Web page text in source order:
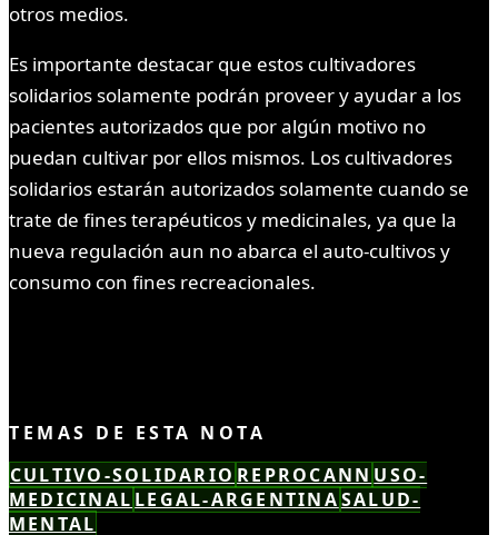
otros medios.
Es importante destacar que estos cultivadores
solidarios solamente podrán proveer y ayudar a los
pacientes autorizados que por algún motivo no
puedan cultivar por ellos mismos. Los cultivadores
solidarios estarán autorizados solamente cuando se
trate de fines terapéuticos y medicinales, ya que la
nueva regulación aun no abarca el auto-cultivos y
consumo con fines recreacionales.
TEMAS DE ESTA NOTA
CULTIVO-SOLIDARIO REPROCANN USO-
MEDICINAL LEGAL-ARGENTINASALUD-
MENTAL